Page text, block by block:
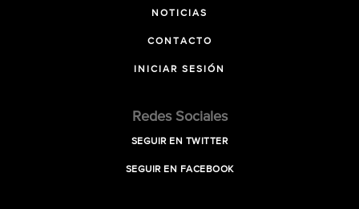
NOTICIAS
CONTACTO
INICIAR SESIÓN
Redes Sociales
SEGUIR EN TWITTER
SEGUIR EN FACEBOOK